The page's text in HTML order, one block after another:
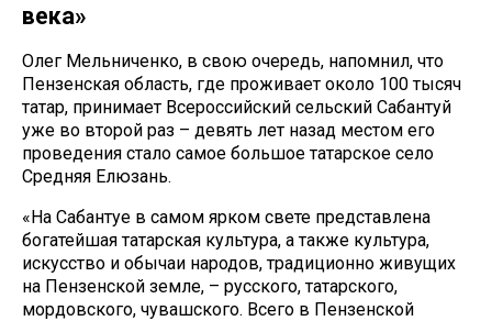
века»
Олег Мельниченко, в свою очередь, напомнил, что
Пензенская область, где проживает около 100 тысяч
татар, принимает Всероссийский сельский Сабантуй
уже во второй раз – девять лет назад местом его
проведения стало самое большое татарское село
Средняя Елюзань.
«На Сабантуе в самом ярком свете представлена
богатейшая татарская культура, а также культура,
искусство и обычаи народов, традиционно живущих
на Пензенской земле, – русского, татарского,
мордовского, чувашского. Всего в Пензенской